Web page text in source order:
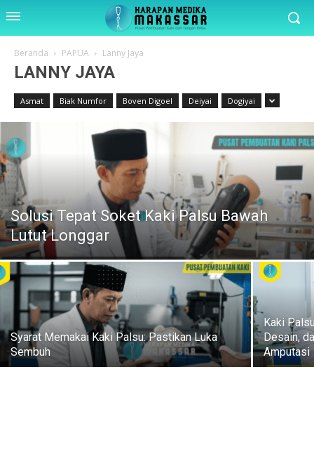
Beranda PAPUA Lanny Jaya
LANNY JAYA
Asmat Biak Numfor Boven Digoel Deiyai Dogiyai
Solusi Tepat Soket Kaki Palsu Bawah
Lutut Longgar
Syarat Memakai Kaki Palsu: Pastikan Luka
Sembuh
Kaki
Desain,
Amputasi